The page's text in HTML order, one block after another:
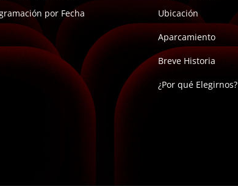
por Fecha Ubicación
Aparcamiento
Breve Historia
¿Por qué Elegirnos?